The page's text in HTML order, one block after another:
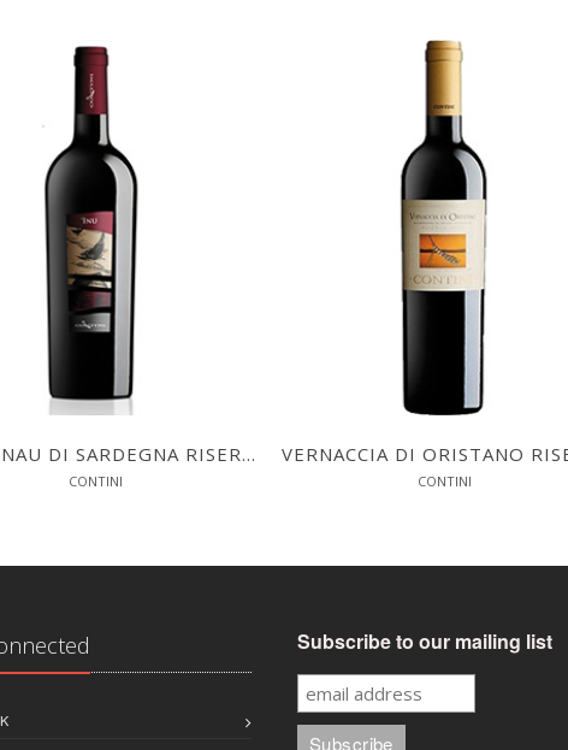
CANNONAU DI SARDEGNA RISERVA INU
CONTINI CONTINI
Subscribe to our mailing list